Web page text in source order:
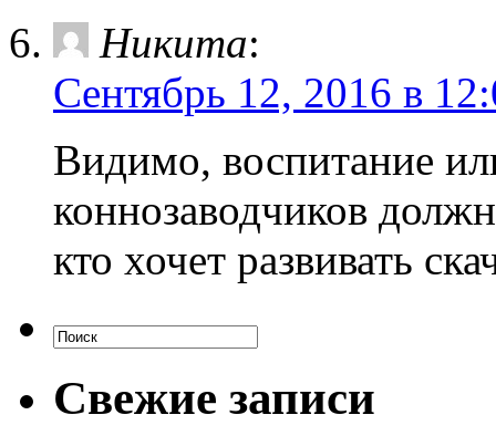
Никита:
Сентябрь 12, 2016 в
Видимо, воспитание
коннозаводчиков
кто хочет развивать
Свежие записи